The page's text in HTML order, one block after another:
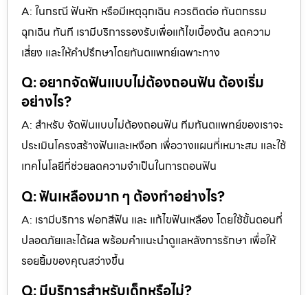
A: ในกรณี ฟันหัก หรือมีเหตุฉุกเฉิน ควรติดต่อ ทันตกรรม
ฉุกเฉิน ทันที เรามีบริการรองรับเพื่อแก้ไขเบื้องต้น ลดความ
เสี่ยง และให้คำปรึกษาโดยทันตแพทย์เฉพาะทาง
Q: อยากจัดฟันแบบไม่ต้องถอนฟัน ต้องเริ่ม
อย่างไร?
A: สำหรับ จัดฟันแบบไม่ต้องถอนฟัน ทีมทันตแพทย์ของเราจะ
ประเมินโครงสร้างฟันและเหงือก เพื่อวางแผนที่เหมาะสม และใช้
เทคโนโลยีที่ช่วยลดความจำเป็นในการถอนฟัน
Q: ฟันเหลืองมาก ๆ ต้องทำอย่างไร?
A: เรามีบริการ ฟอกสีฟัน และ แก้ไขฟันเหลือง โดยใช้ขั้นตอนที่
ปลอดภัยและได้ผล พร้อมคำแนะนำดูแลหลังการรักษา เพื่อให้
รอยยิ้มของคุณสว่างขึ้น